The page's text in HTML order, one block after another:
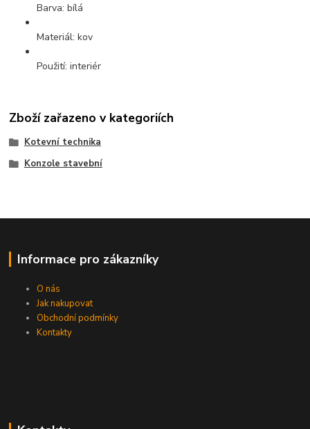
Barva: bílá
Materiál: kov
Použití: interiér
Zboží zařazeno v kategoriích
Kotevní technika
Konzole stavební
Informace pro zákazníky
O nás
Jak nakupovat
Obchodní podmínky
Kontakty